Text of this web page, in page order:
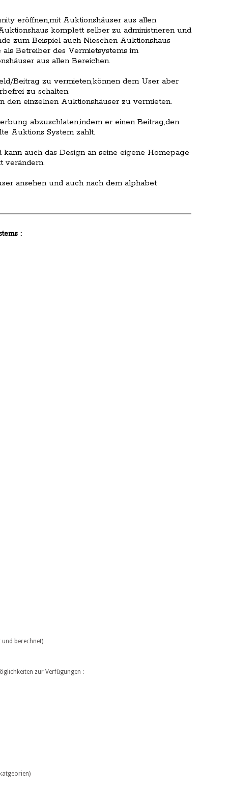
eröffnen,mit Auktionshäuser aus allen
komplett selber zu administrieren und
zum Beispiel auch Nieschen Auktionshaus
Betreiber des Vermietsystems im
aus allen Bereichen.
Beitrag zu vermieten,können dem User aber
zu schalten.
den einzelnen Auktionshäuser zu vermieten.
abzuschlaten,indem er einen Beitrag,den
Auktions System zahlt.
auch das Design an seine eigene Homepage
verändern.
ansehen und auch nach dem alphabet
:
und berechnet)
zur Verfügungen :